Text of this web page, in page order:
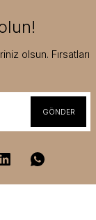
olsun. Fırsatları
GÖNDER